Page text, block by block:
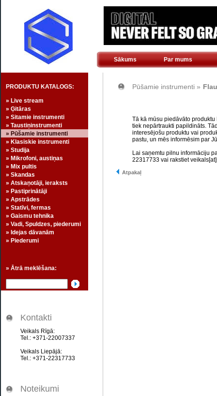
Sākums Par mums
PRODUKTU KATALOGS:
» Live stream
» Ģitāras
» Sitamie instrumenti
» Taustiņinstrumenti
» Pūšamie instrumenti
» Klasiskie instrumenti
» Studija
» Mikrofoni, austiņas
» Mix pultis
» Skandas
» Atskaņotāji, ieraksts
» Pastiprinātāji
» Apstrādes
» Statīvi, fermas
» Gaismu tehnika
» Vadi, Spuldzes, piederumi
» Idejas dāvanām
» Piederumi
» Ātrā meklēšana:
Kontakti
Veikals Rīgā:
Tel.: +371-22007337
Veikals Liepājā:
Tel.: +371-22317733
Noteikumi
Pūšamie instrumenti »
Tā kā mūsu piedāvāto
tiek nepārtraukti papildināts.
interesējošu produktu vai
pastu, un mēs informēsim par
Lai saņemtu pilnu informāciju
22317733 vai rakstiet
Atpakaļ